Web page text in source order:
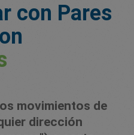
con Pares
movimientos de
dirección